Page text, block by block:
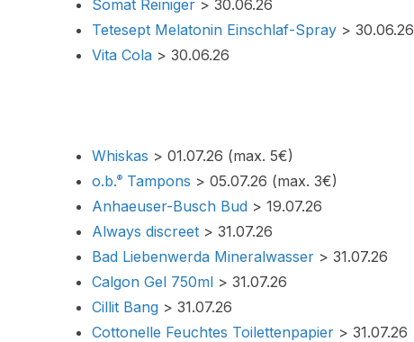
Somat Reiniger > 30.06.26
Tetesept Melatonin Einschlaf-Spray > 30.06.26
Vita Cola > 30.06.26
Whiskas > 01.07.26 (max. 5€)
o.b.® Tampons > 05.07.26 (max. 3€)
Anhaeuser-Busch Bud > 19.07.26
Always discreet > 31.07.26
Bad Liebenwerda Mineralwasser > 31.07.26
Calgon Gel 750ml > 31.07.26
Cillit Bang > 31.07.26
Cottonelle Feuchtes Toilettenpapier > 31.07.26